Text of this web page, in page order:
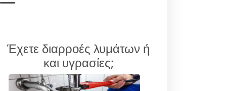
Έχετε διαρροές λυμάτων ή
και υγρασίες;